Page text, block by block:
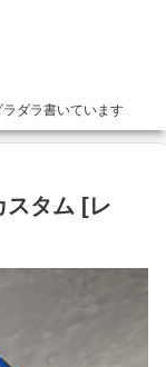
ダラ書いています
スタム [レ